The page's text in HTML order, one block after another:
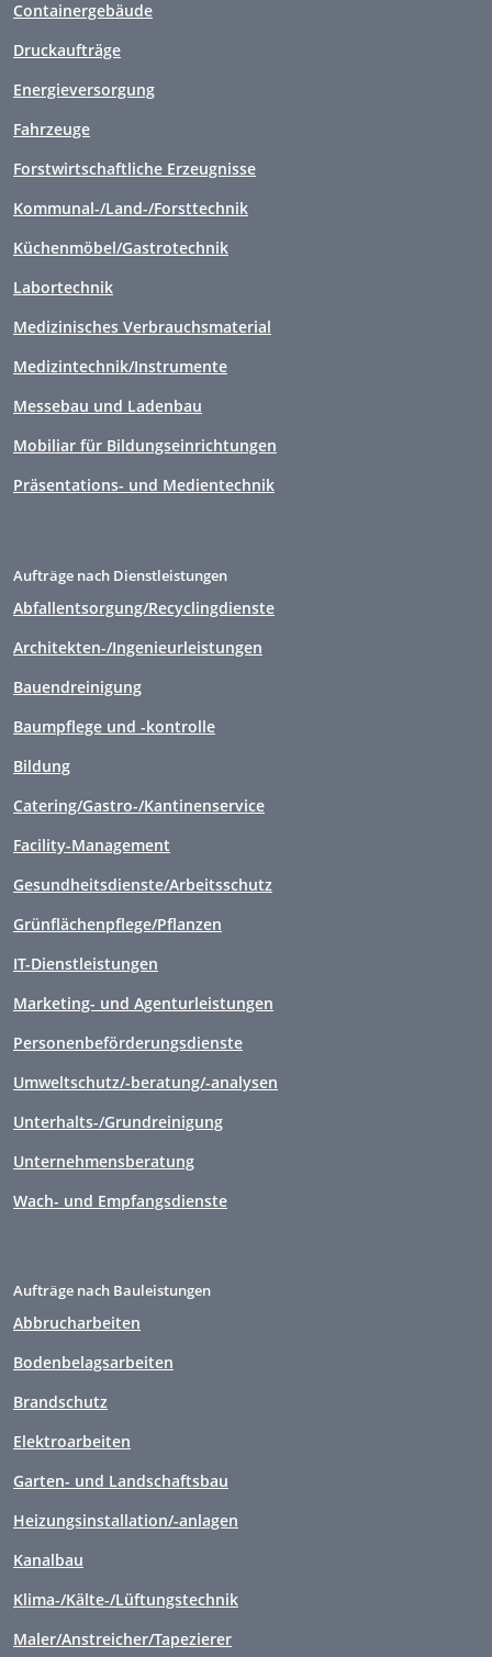
Containergebäude
Druckaufträge
Energieversorgung
Fahrzeuge
Forstwirtschaftliche Erzeugnisse
Kommunal-/Land-/Forsttechnik
Küchenmöbel/Gastrotechnik
Labortechnik
Medizinisches Verbrauchsmaterial
Medizintechnik/Instrumente
Messebau und Ladenbau
Mobiliar für Bildungseinrichtungen
Präsentations- und Medientechnik
Aufträge nach Dienstleistungen
Abfallentsorgung/Recyclingdienste
Architekten-/Ingenieurleistungen
Bauendreinigung
Baumpflege und -kontrolle
Bildung
Catering/Gastro-/Kantinenservice
Facility-Management
Gesundheitsdienste/Arbeitsschutz
Grünflächenpflege/Pflanzen
IT-Dienstleistungen
Marketing- und Agenturleistungen
Personenbeförderungsdienste
Umweltschutz/-beratung/-analysen
Unterhalts-/Grundreinigung
Unternehmensberatung
Wach- und Empfangsdienste
Aufträge nach Bauleistungen
Abbrucharbeiten
Bodenbelagsarbeiten
Brandschutz
Elektroarbeiten
Garten- und Landschaftsbau
Heizungsinstallation/-anlagen
Kanalbau
Klima-/Kälte-/Lüftungstechnik
Maler/Anstreicher/Tapezierer